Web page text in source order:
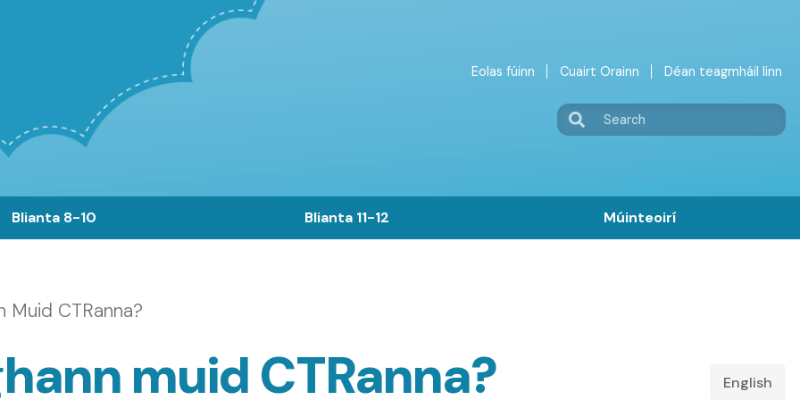
Eolas fúinn Cuairt Orainn Déan teagmháil linn
Search
Blianta 8-10 Blianta 11-12 Múinteoirí
Muid CTRanna?
muid CTRanna? English